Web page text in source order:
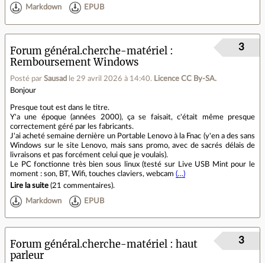
Markdown EPUB
Forum général.cherche-matériel
Remboursement Windows
Posté par Sausad le 29 avril 2026 à 14:40. Licence CC By‑SA.
3
Bonjour
Presque tout est dans le titre.
Y'a une époque (années 2000), ça se faisait, c'était même presque
correctement géré par les fabricants.
J'ai acheté semaine dernière un Portable Lenovo à la Fnac (y'en a des sans
Windows sur le site Lenovo, mais sans promo, avec de sacrés délais de
livraisons et pas forcément celui que je voulais).
Le PC fonctionne très bien sous linux (testé sur Live USB Mint pour le
moment : son, BT, Wifi, touches claviers, webcam (…)
Lire la suite (21 commentaires).
Markdown EPUB
Forum général.cherche-matériel
haut
parleur
3